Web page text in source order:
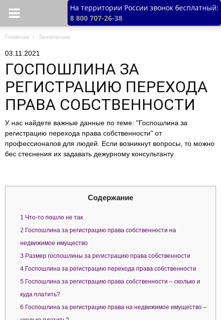
На территории России звонок бесплатный:
8 800 707-26-38
Главная Заявления
03.11.2021
ГОСПОШЛИНА ЗА
РЕГИСТРАЦИЮ ПЕРЕХОДА
ПРАВА СОБСТВЕННОСТИ
У нас найдете важные данные по теме: "Госпошлина за
регистрацию перехода права собственности" от
профессионалов для людей. Если возникнут вопросы, то можно
бес стеснения их задавать дежурному консультанту.
Содержание
1 Что-то пошло не так
2 Госпошлина за регистрацию права собственности на
недвижимое имущество
3 Размер госпошлины за регистрацию права собственности
4 Госпошлина за регистрацию перехода права собственности
5 Госпошлина за регистрацию права собственности – сколько и
куда платить?
6 Госпошлина за регистрацию права на недвижимое имущество –